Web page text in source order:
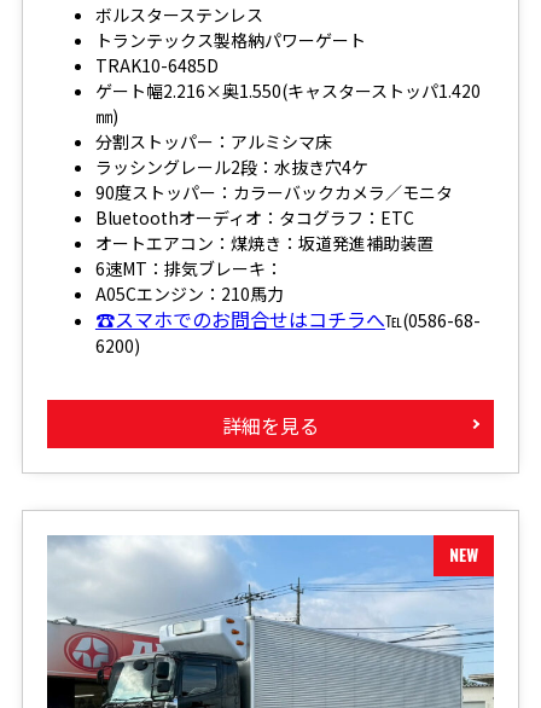
ボルスターステンレス
トランテックス製格納パワーゲート
TRAK10-6485D
ゲート幅2.216×奥1.550(キャスターストッパ1.420
㎜)
分割ストッパー：アルミシマ床
ラッシングレール2段：水抜き穴4ケ
90度ストッパー：カラーバックカメラ／モニタ
Bluetoothオーディオ：タコグラフ：ETC
オートエアコン：煤焼き：坂道発進補助装置
6速MT：排気ブレーキ：
A05Cエンジン：210馬力
☎スマホでのお問合せはコチラへ℡(0586-68-
6200)
詳細を見る